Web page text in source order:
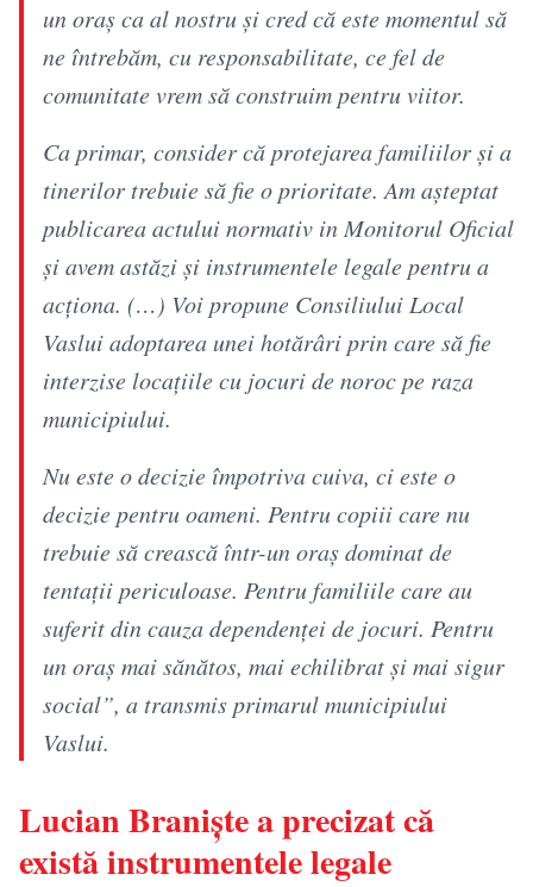
un oraş ca al nostru şi cred că este momentul să
ne întrebăm, cu responsabilitate, ce fel de
comunitate vrem să construim pentru viitor.
Ca primar, consider că protejarea familiilor şi a
tinerilor trebuie să fie o prioritate. Am aşteptat
publicarea actului normativ in Monitorul Oficial
şi avem astăzi şi instrumentele legale pentru a
acţiona. (…) Voi propune Consiliului Local
Vaslui adoptarea unei hotărâri prin care să fie
interzise locaţiile cu jocuri de noroc pe raza
municipiului.
Nu este o decizie împotriva cuiva, ci este o
decizie pentru oameni. Pentru copiii care nu
trebuie să crească într-un oraş dominat de
tentaţii periculoase. Pentru familiile care au
suferit din cauza dependenţei de jocuri. Pentru
un oraş mai sănătos, mai echilibrat şi mai sigur
social”, a transmis primarul municipiului
Vaslui.
Lucian Braniște a precizat că
există instrumentele legale